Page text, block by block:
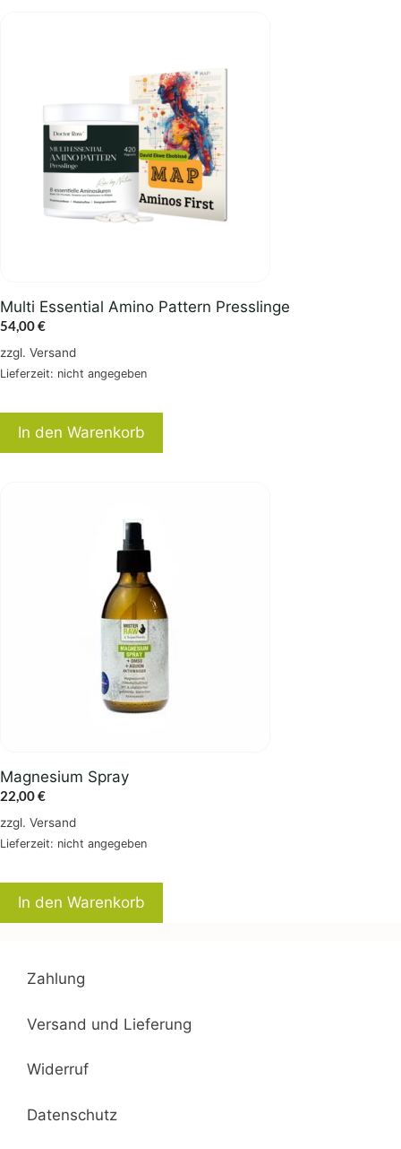
Multi Essential Amino Pattern Presslinge
54,00€
zzgl. Versand
Lieferzeit: nicht angegeben
In den Warenkorb
Magnesium Spray
22,00€
zzgl. Versand
Lieferzeit: nicht angegeben
In den Warenkorb
Zahlung
Versand und Lieferung
Widerruf
Datenschutz